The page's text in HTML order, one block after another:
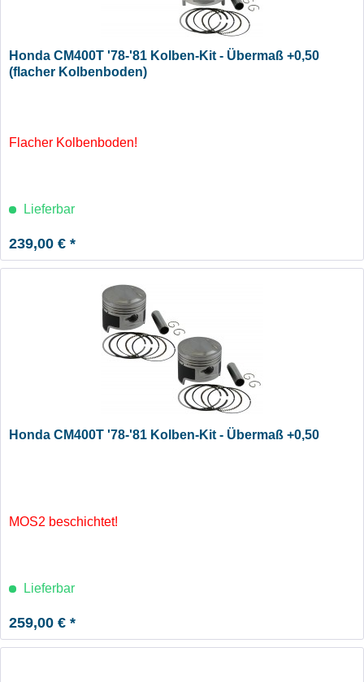
Honda CM400T '78-'81 Kolben-Kit - Übermaß +0,50
(flacher Kolbenboden)
Flacher Kolbenboden!
Lieferbar
239,00 € *
Honda CM400T '78-'81 Kolben-Kit - Übermaß +0,50
MOS2 beschichtet!
Lieferbar
259,00 € *